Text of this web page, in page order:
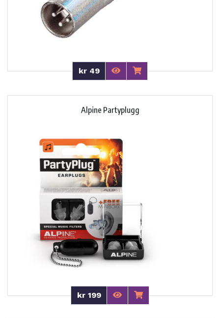
kr 49
Alpine Partyplugg
kr 199